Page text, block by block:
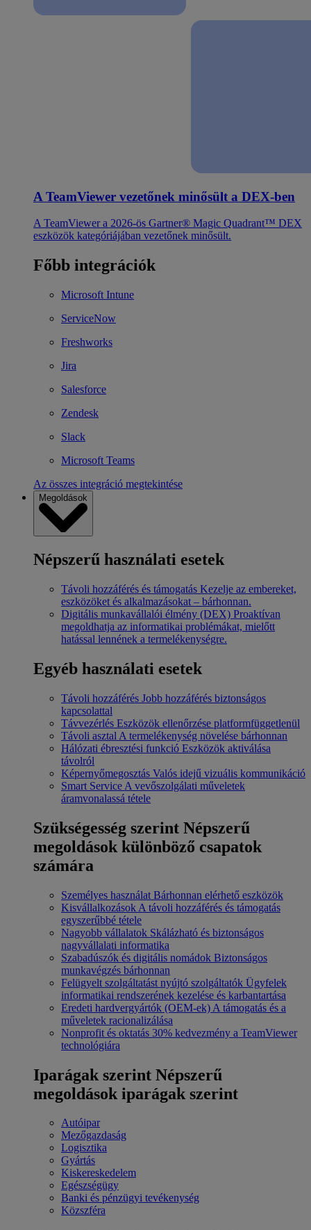
A TeamViewer vezetőnek minősült a DEX-ben
A TeamViewer a 2026-ös Gartner® Magic Quadrant™ DEX
eszközök kategóriájában vezetőnek minősült.
Főbb integrációk
Microsoft Intune
ServiceNow
Freshworks
Jira
Salesforce
Zendesk
Slack
Microsoft Teams
Az összes integráció megtekintése
Megoldások
Népszerű használati esetek
Távoli hozzáférés és támogatás Kezelje az embereket,
eszközöket és alkalmazásokat – bárhonnan.
Digitális munkavállalói élmény (DEX) Proaktívan
megoldhatja az informatikai problémákat, mielőtt
hatással lennének a termelékenységre.
Egyéb használati esetek
Távoli hozzáférés Jobb hozzáférés biztonságos
kapcsolattal
Távvezérlés Eszközök ellenőrzése platformfüggetlenül
Távoli asztal A termelékenység növelése bárhonnan
Hálózati ébresztési funkció Eszközök aktiválása
távolról
Képernyőmegosztás Valós idejű vizuális kommunikáció
Smart Service A vevőszolgálati műveletek
áramvonalassá tétele
Szükségesség szerint Népszerű
megoldások különböző csapatok
számára
Személyes használat Bárhonnan elérhető eszközök
Kisvállalkozások A távoli hozzáférés és támogatás
egyszerűbbé tétele
Nagyobb vállalatok Skálázható és biztonságos
nagyvállalati informatika
Szabadúszók és digitális nomádok Biztonságos
munkavégzés bárhonnan
Felügyelt szolgáltatást nyújtó szolgáltatók Ügyfelek
informatikai rendszerének kezelése és karbantartása
Eredeti hardvergyártók (OEM-ek) A támogatás és a
műveletek racionalizálása
Nonprofit és oktatás 30% kedvezmény a TeamViewer
technológiára
Iparágak szerint Népszerű
megoldások iparágak szerint
Autóipar
Mezőgazdaság
Logisztika
Gyártás
Kiskereskedelem
Egészségügy
Banki és pénzügyi tevékenység
Közszféra